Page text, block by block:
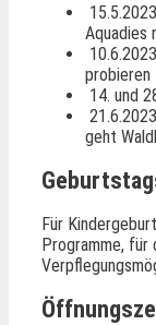
Aquadies
probieren
14. und
geht
Für
Programme, für